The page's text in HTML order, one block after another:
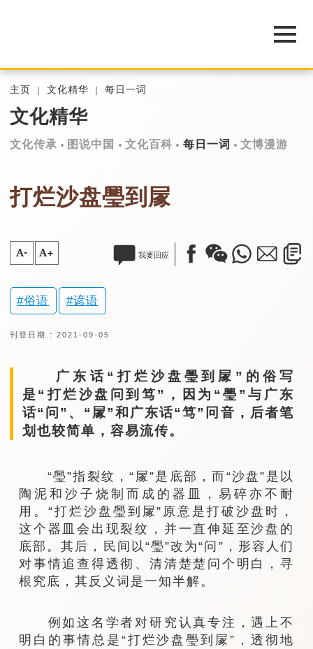
主页 文化精华 每日一词
文化精华
文化传承 图说中国 文化百科 每日一词 文博漫游
打烂沙盘璺到㞘
A- A+ 我要回应
俗语 谚语
刊登日期 : 2021-09-05
广东话“打烂沙盘璺到㞘”的俗写
是“打烂沙盘问到笃”，因为“璺”与广东
话“问”、“㞘”和广东话“笃”冋音，后者笔
划也较简单，容易流传。
“璺”指裂纹，“㞘”是底部，而“沙盘”是以
陶泥和沙子烧制而成的器皿，易碎亦不耐
用。“打烂沙盘璺到㞘”原意是打破沙盘时，
这个器皿会出现裂纹，并一直伸延至沙盘的
底部。其后，民间以“璺”改为“问”，形容人们
对事情追查得透彻、清清楚楚问个明白，寻
根究底，其反义词是一知半解。
例如这名学者对研究认真专注，遇上不
明白的事情总是“打烂沙盘璺到㞘”，透彻地